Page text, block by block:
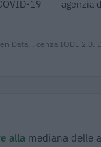
19
agenzia
Data, licenza IODL 2.0.
alla mediana delle